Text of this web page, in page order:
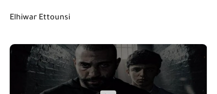
Elhiwar Ettounsi